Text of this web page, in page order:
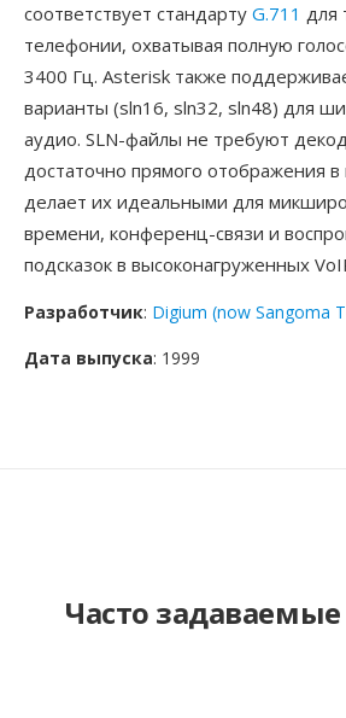
соответствует стандарту G.711 для
телефонии, охватывая полную
3400 Гц. Asterisk также
варианты (sln16, sln32, sln48) для
аудио. SLN-файлы не требуют
достаточно прямого отображения
делает их идеальными для
времени, конференц-связи и
подсказок в высоконагруженных
Разработчик: Digium (now Sangoma
Дата выпуска: 1999
Часто